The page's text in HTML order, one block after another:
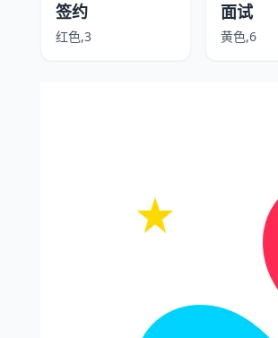
签约
红色,3
面试
黄色,6